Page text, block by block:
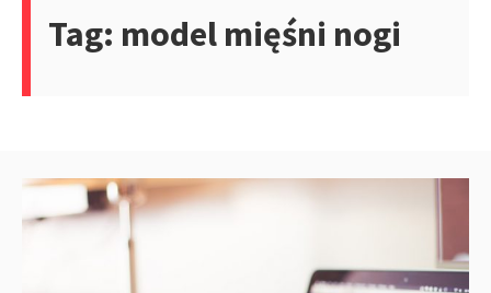
Tag: model mięśni nogi